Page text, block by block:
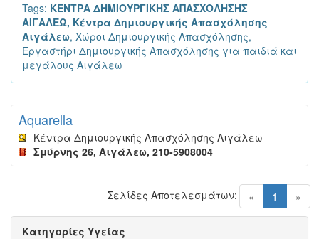
Tags: ΚΕΝΤΡΑ ΔΗΜΙΟΥΡΓΙΚΗΣ ΑΠΑΣΧΟΛΗΣΗΣ
ΑΙΓΑΛΕΩ, Κέντρα Δημιουργικής Απασχόλησης
Αιγάλεω, Χώροι Δημιουργικής Απασχόλησης,
Εργαστήρι Δημιουργικής Απασχόλησης για παιδιά και
μεγάλους Αιγάλεω
Aquarella
Κέντρα Δημιουργικής Απασχόλησης Αιγάλεω
Σμύρνης 26, Αιγάλεω, 210-5908004
« 1 (current)
»
Σελίδες Αποτελεσμάτων:
Κατηγορίες Υγείας